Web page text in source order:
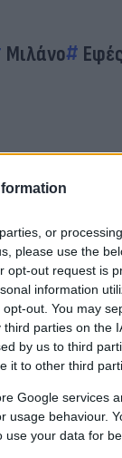
or
please use the
opt-out request is
information
out. You may
parties on the
by us to third
it to other third
Google services
usage behaviour.
your data for
Μιλάνο
Skin
«τέλειο» δέρμα
ψυχικής υγείας